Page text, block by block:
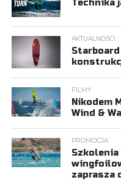
Technika
AKTUALNOŚCI
FILMY
Nikodem
Wind &
PROMOCJA
zaprasza